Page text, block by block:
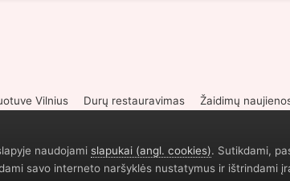
Vilnius Durų restauravimas Žaidimų
naudojami slapukai (angl. cookies). Sutikdami,
savo interneto naršyklės nustatymus ir ištrindami